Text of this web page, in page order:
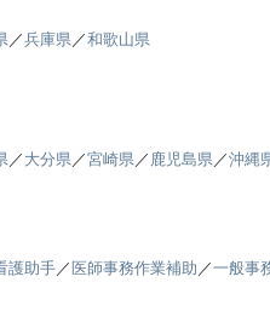
／兵庫県／和歌山県
／ 大分県／宮崎県／ 鹿児島県／沖縄
護助手／ 医師事務作業補助 ／一般事